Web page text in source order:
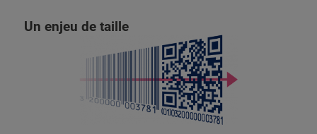
Un enjeu de taille